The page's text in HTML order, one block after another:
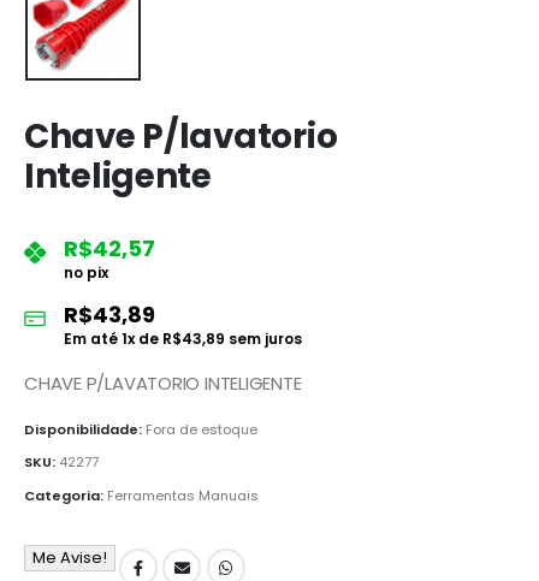
Chave P/lavatorio
Inteligente
R$42,57
no pix
R$43,89
Em até1x de R$43,89 sem juros
CHAVE P/LAVATORIO INTELIGENTE
Disponibilidade: Fora de estoque
SKU: 42277
Categoria: Ferramentas Manuais
Me Avise!